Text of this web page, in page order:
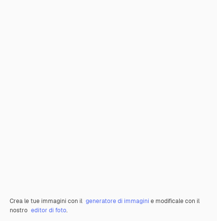
Crea le tue immagini con il generatore di immagini e modificale con il
nostro editor di foto.